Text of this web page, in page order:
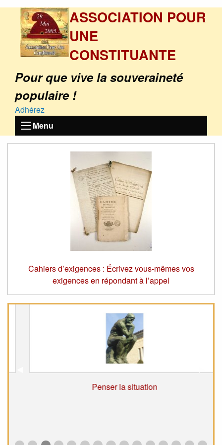
ASSOCIATION POUR
UNE
CONSTITUANTE
Pour que vive la souveraineté
populaire !
Adhérez
Menu
Cahiers d’exigences : Écrivez vous-mêmes vos
exigences en répondant à l’appel
Penser la situation